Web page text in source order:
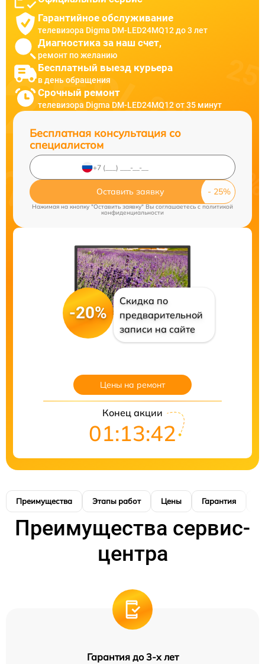
Гарантийное обслуживание
телевизора Digma DM-LED24MQ12 до 3 лет
Диагностика за наш счет,
ремонт по желанию
Бесплатный выезд курьера
в день обращения
Срочный ремонт
телевизора Digma DM-LED24MQ12 от 35 минут
Бесплатная консультация со
специалистом
Оставить заявку
Нажимая на кнопку "Оставить заявку" Вы соглашаетесь c политикой
конфиденциальности
-20%
Скидка по
предварительной
записи на сайте
Цены на ремонт
Конец акции
01:13:41
Преимущества Этапы работ Цены Гарантия
Преимущества сервис-
центра
Гарантия до 3-х лет